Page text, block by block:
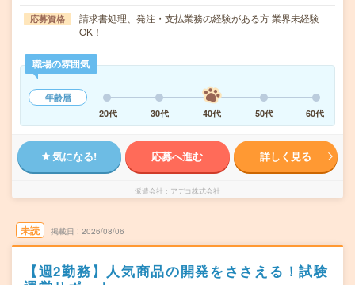
応募資格
請求書処理、発注・支払業務の経験がある方 業界未経験
OK！
職場の雰囲気
年齢層
20代
30代 40代 50代 60代
気になる! 応募へ進む 詳しく見る
派遣会社 アデコ株式会社
未読 掲載日 2026/08/06
【週2勤務】人気商品の開発をささえる！試験